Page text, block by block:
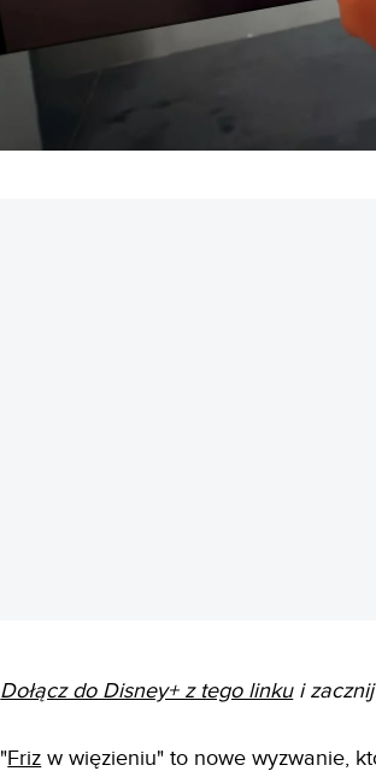
Dołącz do Disney+ z tego linkui zacznij
"Friz w więzieniu" to nowe wyzwanie,